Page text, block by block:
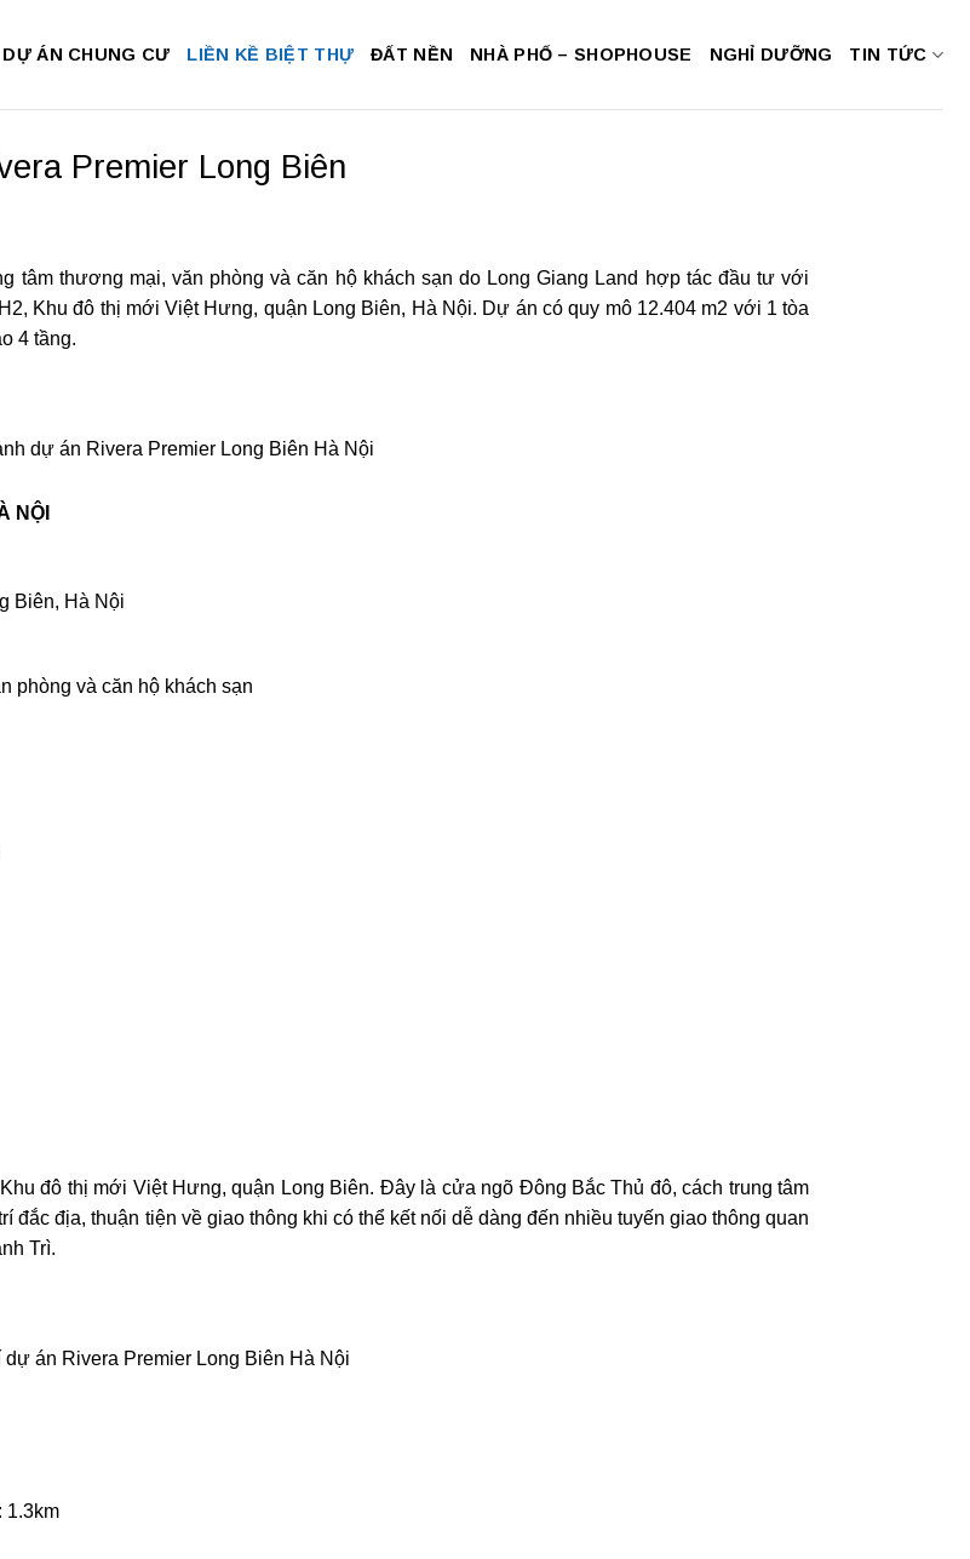
DỰ ÁN CHUNG CƯ LIỀN KỀ BIỆT THỰ ĐẤT NỀN NHÀ PHỐ – SHOPHOUSE NGHỈ DƯỠNG TIN TỨC
Premier Long Biên
tâm thương mại, văn phòng và căn hộ khách sạn do Long Giang Land hợp tác đầu tư với
Khu đô thị mới Việt Hưng, quận Long Biên, Hà Nội. Dự án có quy mô 12.404 m2 với 1 tòa
4 tầng.
dự án Rivera Premier Long Biên Hà Nội
NỘI
Biên, Hà Nội
phòng và căn hộ khách sạn
đô thị mới Việt Hưng, quận Long Biên. Đây là cửa ngõ Đông Bắc Thủ đô, cách trung tâm
địa, thuận tiện về giao thông khi có thể kết nối dễ dàng đến nhiều tuyến giao thông quan
Trì.
dự án Rivera Premier Long Biên Hà Nội
1.3km